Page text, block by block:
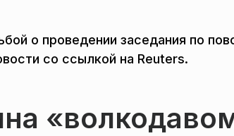
о проведении заседания по
со ссылкой на Reuters.